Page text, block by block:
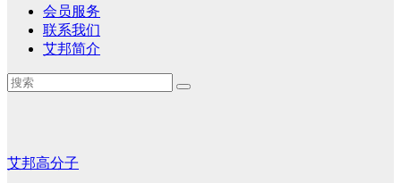
会员服务
联系我们
艾邦简介
艾邦高分子